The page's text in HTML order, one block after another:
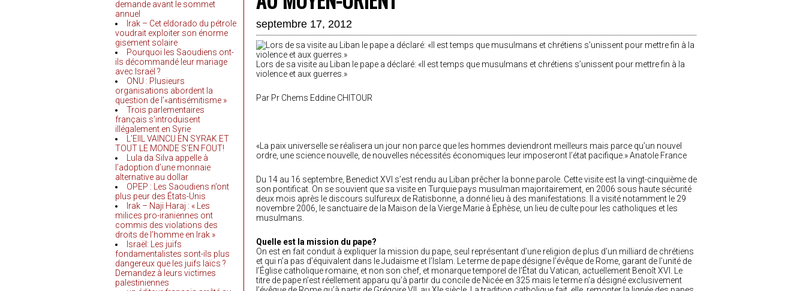
demande avant le sommet
annuel
Irak – Cet eldorado du pétrole
voudrait exploiter son énorme
gisement solaire
Pourquoi les Saoudiens ont-
ils décommandé leur mariage
avec Israël ?
ONU : Plusieurs
organisations abordent la
question de l’«antisémitisme »
Trois parlementaires
français s’introduisent
illégalement en Syrie
L’EIIL VAINCU EN SYRAK ET
TOUT LE MONDE S’EN FOUT!
Lula da Silva appelle à
l’adoption d’une monnaie
alternative au dollar
OPEP : Les Saoudiens n’ont
plus peur des États-Unis
Irak – Naji Haraj : « Les
milices pro-iraniennes ont
commis des violations des
droits de l’homme en Irak »
Israël: Les juifs
fondamentalistes sont-ils plus
dangereux que les juifs laïcs ?
Demandez à leurs victimes
palestiniennes
septembre 17, 2012
Lors de sa visite au Liban le pape a déclaré: «Il est temps que musulmans et chrétiens s’unissent pour mettre fin à la
violence et aux guerres.»
Par Pr Chems Eddine CHITOUR
«La paix universelle se réalisera un jour non parce que les hommes deviendront meilleurs mais parce qu’un nouvel
ordre, une science nouvelle, de nouvelles nécessités économiques leur imposeront l’état pacifique.» Anatole France
Du 14 au 16 septembre, Benedict XVI s’est rendu au Liban prêcher la bonne parole. Cette visite est la vingt-cinquième de
son pontificat. On se souvient que sa visite en Turquie pays musulman majoritairement, en 2006 sous haute sécurité
deux mois après le discours sulfureux de Ratisbonne, a donné lieu à des manifestations. Il a visité notamment le 29
novembre 2006, le sanctuaire de la Maison de la Vierge Marie à Éphèse, un lieu de culte pour les catholiques et les
musulmans.
Quelle est la mission du pape?
On est en fait conduit à expliquer la mission du pape, seul représentant d’une religion de plus d’un milliard de chrétiens
et qui n’a pas d’équivalent dans le Judaïsme et l’Islam. Le terme de pape désigne l’évêque de Rome, garant de l’unité de
l’Église catholique romaine, et non son chef, et monarque temporel de l’État du Vatican, actuellement Benoît XVI. Le
titre de pape n’est réellement apparu qu’à partir du concile de Nicée en 325 mais le terme n’a désigné exclusivement